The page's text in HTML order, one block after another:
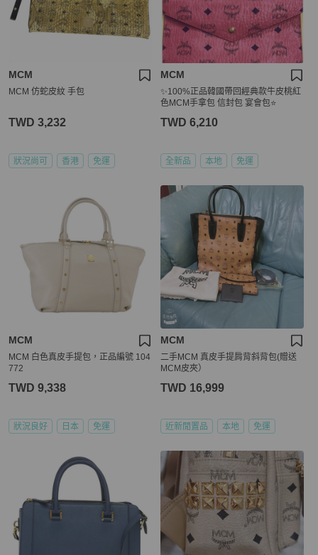
MCM
MCM 仿蛇皮紋 手包
TWD 3,232
狀況尚可 香港 免運
MCM
✨100%正品韓國帶回經典款牛皮桃紅
色MCM手拿包 信封包 宴會包⭐️
TWD 6,210
全新品 本地 免運
MCM
MCM 白色真皮手提包，正品編號 104
772
TWD 9,338
狀況良好 日本 免運
MCM
二手MCM 真皮手提肩背斜背包(贈送
MCM皮夾）
TWD 16,999
近新閒置品 本地 免運